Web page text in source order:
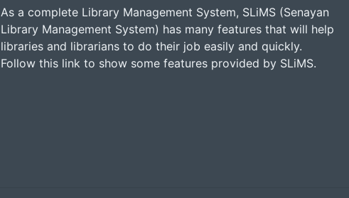
As a complete Library Management System, SLiMS (Senayan
Library Management System) has many features that will help
libraries and librarians to do their job easily and quickly.
Follow this link to show some features provided by SLiMS.